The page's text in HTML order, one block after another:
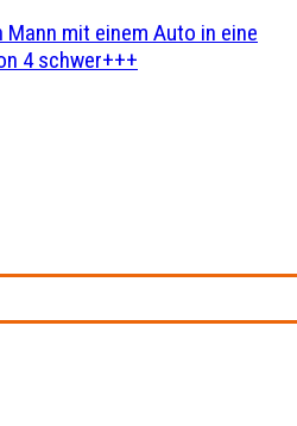
mit einem Auto in eine
4 schwer+++